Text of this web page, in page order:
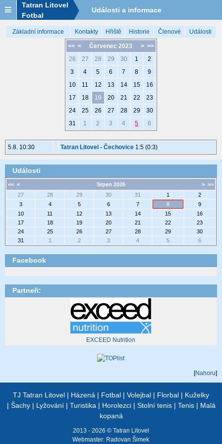
Tatran Litovel
Fotbal
Události a informace
Základní informace Kontakty Hřiště Historie Členové Události
<< < > >>
Červenec 2023
26
27 28 29 30 1
2
3
4 5 6 7 8
9
10
11 12 13 14 15
16
17
18 19 20 21 22
23
24
25 26 27 28 29
30
31
1 2 3 4 5 6
5.8. 10:30 Tatran Litovel - Čechovice 1:5 (0:3)
Události
<< < > >>
Srpen 2026
27
28 29 30 31 1
2
3
4 5 6 7 8
9
10
11 12 13 14 15
16
17
18 19 20 21 22
23
24
25 26 27 28 29
30
31
1 2 3 4 5 6
Facebook
Partneři:
EXCEED Nutrition
[Nahoru]
TJ Tatran Litovel | Házená | Fotbal | Volejbal | Florbal | Kuželky
| Šachy| Lyžování| Turistika | Horolezci| Stolní tenis| Tenis| Malá
kopaná
2013 - 2026 © Tatran Litovel
Webmaster: Radovan Šimek